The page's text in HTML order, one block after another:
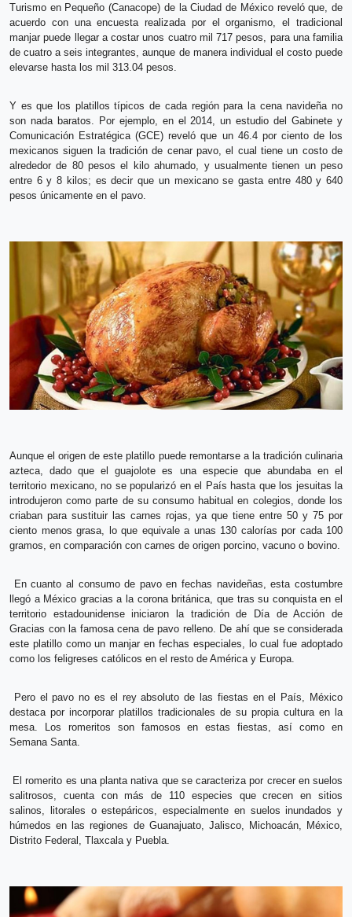
Turismo en Pequeño (Canacope) de la Ciudad de México reveló que, de
acuerdo con una encuesta realizada por el organismo, el tradicional
manjar puede llegar a costar unos cuatro mil 717 pesos, para una familia
de cuatro a seis integrantes, aunque de manera individual el costo puede
elevarse hasta los mil 313.04 pesos.
Y es que los platillos típicos de cada región para la cena navideña no
son nada baratos. Por ejemplo, en el 2014, un estudio del Gabinete y
Comunicación Estratégica (GCE) reveló que un 46.4 por ciento de los
mexicanos siguen la tradición de cenar pavo, el cual tiene un costo de
alrededor de 80 pesos el kilo ahumado, y usualmente tienen un peso
entre 6 y 8 kilos; es decir que un mexicano se gasta entre 480 y 640
pesos únicamente en el pavo.
Aunque el origen de este platillo puede remontarse a la tradición culinaria
azteca, dado que el guajolote es una especie que abundaba en el
territorio mexicano, no se popularizó en el País hasta que los jesuitas la
introdujeron como parte de su consumo habitual en colegios, donde los
criaban para sustituir las carnes rojas, ya que tiene entre 50 y 75 por
ciento menos grasa, lo que equivale a unas 130 calorías por cada 100
gramos, en comparación con carnes de origen porcino, vacuno o bovino.
En cuanto al consumo de pavo en fechas navideñas, esta costumbre
llegó a México gracias a la corona británica, que tras su conquista en el
territorio estadounidense iniciaron la tradición de Día de Acción de
Gracias con la famosa cena de pavo relleno. De ahí que se considerada
este platillo como un manjar en fechas especiales, lo cual fue adoptado
como los feligreses católicos en el resto de América y Europa.
Pero el pavo no es el rey absoluto de las fiestas en el País, México
destaca por incorporar platillos tradicionales de su propia cultura en la
mesa. Los romeritos son famosos en estas fiestas, así como en
Semana Santa.
El romerito es una planta nativa que se caracteriza por crecer en suelos
salitrosos, cuenta con más de 110 especies que crecen en sitios
salinos, litorales o estepáricos, especialmente en suelos inundados y
húmedos en las regiones de Guanajuato, Jalisco, Michoacán, México,
Distrito Federal, Tlaxcala y Puebla.